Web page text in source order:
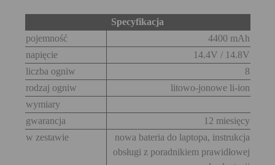
Specyfikacja
pojemność
4400 mAh
napięcie
14.4V / 14.8V
liczba ogniw
8
rodzaj ogniw
litowo-jonowe li-ion
wymiary
gwarancja
12 miesięcy
w zestawie
nowa bateria do laptopa, instrukcja
obsługi z poradnikiem prawidłowej